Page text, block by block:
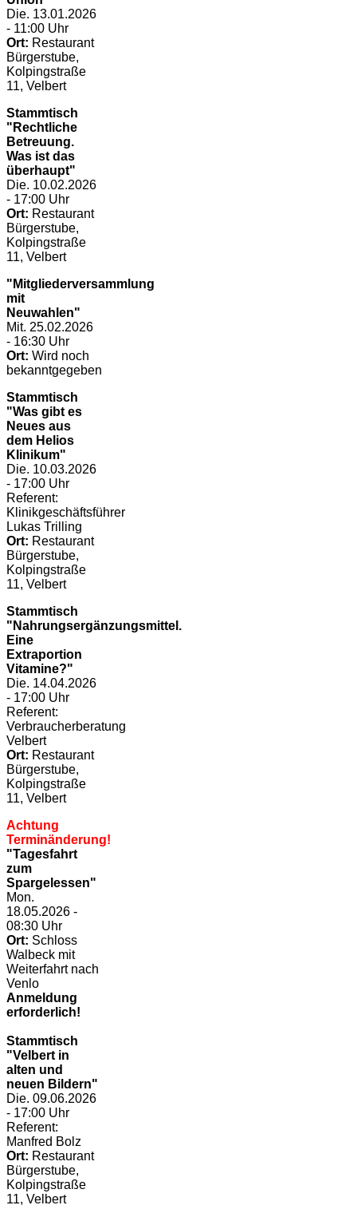
Die. 13.01.2026
- 11:00 Uhr
Ort: Restaurant
Bürgerstube,
Kolpingstraße
11, Velbert
Stammtisch
"Rechtliche
Betreuung.
Was ist das
überhaupt"
Die. 10.02.2026
- 17:00 Uhr
Ort: Restaurant
Bürgerstube,
Kolpingstraße
11, Velbert
"Mitgliederversammlung
mit
Neuwahlen"
Mit. 25.02.2026
- 16:30 Uhr
Ort: Wird noch
bekanntgegeben
Stammtisch
"Was gibt es
Neues aus
dem Helios
Klinikum"
Die. 10.03.2026
- 17:00 Uhr
Referent:
Klinikgeschäftsführer
Lukas Trilling
Ort: Restaurant
Bürgerstube,
Kolpingstraße
11, Velbert
Stammtisch
"Nahrungsergänzungsmittel.
Eine
Extraportion
Vitamine?"
Die. 14.04.2026
- 17:00 Uhr
Referent:
Verbraucherberatung
Velbert
Ort: Restaurant
Bürgerstube,
Kolpingstraße
11, Velbert
Achtung
Terminänderung!
"Tagesfahrt
zum
Spargelessen"
Mon.
18.05.2026 -
08:30 Uhr
Ort: Schloss
Walbeck mit
Weiterfahrt nach
Venlo
Anmeldung
erforderlich!
Stammtisch
"Velbert in
alten und
neuen Bildern"
Die. 09.06.2026
- 17:00 Uhr
Referent:
Manfred Bolz
Ort: Restaurant
Bürgerstube,
Kolpingstraße
11, Velbert